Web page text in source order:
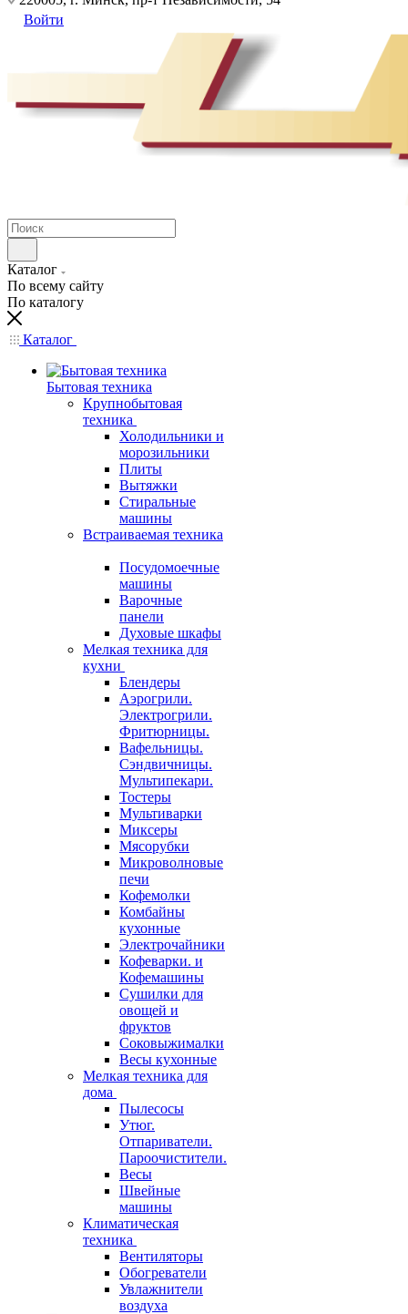
Войти
Каталог
По всему сайту
По каталогу
Каталог
Бытовая техника
Крупнобытовая
техника
Холодильники и
морозильники
Плиты
Вытяжки
Стиральные
машины
Встраиваемая техника
Посудомоечные
машины
Варочные
панели
Духовые шкафы
Мелкая техника для
кухни
Блендеры
Аэрогрили.
Электрогрили.
Фритюрницы.
Вафельницы.
Сэндвичницы.
Мультипекари.
Тостеры
Мультиварки
Миксеры
Мясорубки
Микроволновые
печи
Кофемолки
Комбайны
кухонные
Электрочайники
Кофеварки. и
Кофемашины
Сушилки для
овощей и
фруктов
Соковыжималки
Весы кухонные
Мелкая техника для
дома
Пылесосы
Утюг.
Отпариватели.
Пароочистители.
Весы
Швейные
машины
Климатическая
техника
Вентиляторы
Обогреватели
Увлажнители
воздуха